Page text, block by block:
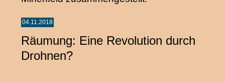
04.11.2018
Räumung: Eine Revolution durch
Drohnen?